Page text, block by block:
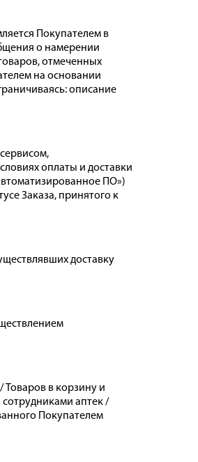
Покупателем в
о намерении
отмеченных
на основании
описание
оплаты и доставки
ПО»)
Заказа, принятого к
доставку
Товаров в корзину и
аптек /
Покупателем